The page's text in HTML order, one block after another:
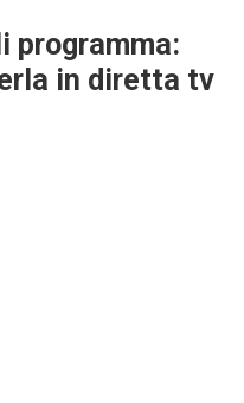
programma:
in diretta tv